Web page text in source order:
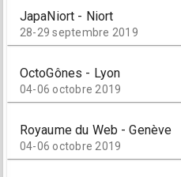
JapaNiort - Niort
28-29 septembre 2019
OctoGônes - Lyon
04-06 octobre 2019
Royaume du Web - Genève
04-06 octobre 2019